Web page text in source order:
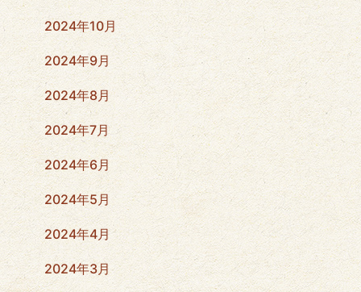
2024年10月
2024年9月
2024年8月
2024年7月
2024年6月
2024年5月
2024年4月
2024年3月